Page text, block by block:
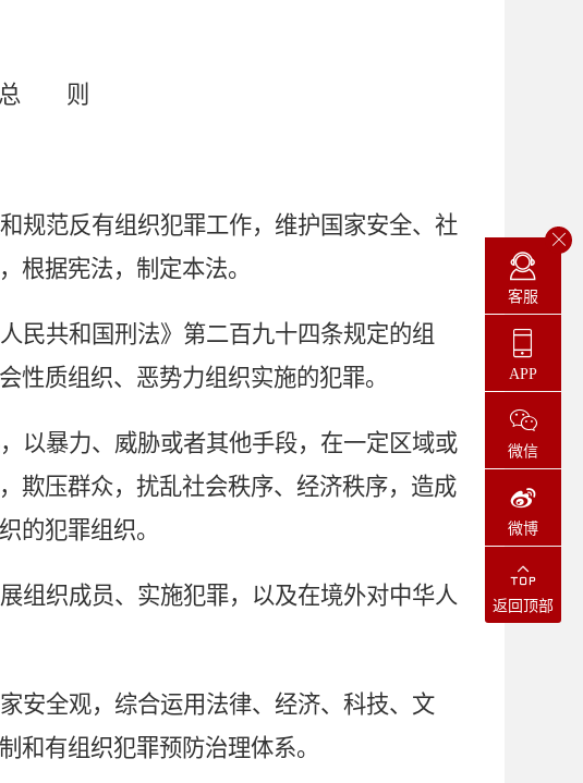
则
范反有组织犯罪工作，维护国家安全、社
根据宪法，制定本法。
共和国刑法》第二百九十四条规定的组
性质组织、恶势力组织实施的犯罪。
以暴力、威胁或者其他手段，在一定区域或
欺压群众，扰乱社会秩序、经济秩序，造成
的犯罪组织。
组织成员、实施犯罪，以及在境外对中华人
全观，综合运用法律、经济、科技、文
和有组织犯罪预防治理体系。
客服
APP
微信
微博
返回顶部